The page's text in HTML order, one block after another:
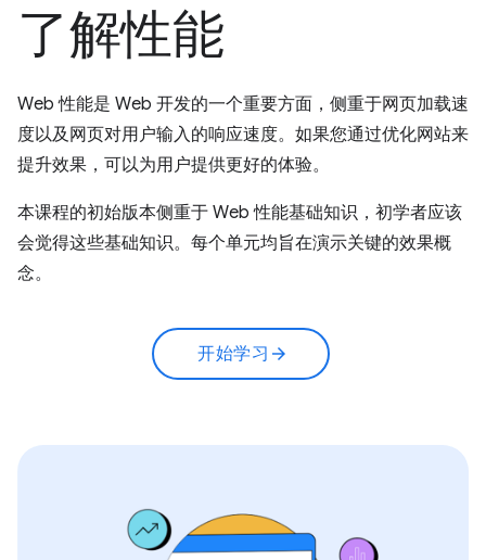
了解性能
Web 性能是 Web 开发的一个重要方面，侧重于网页加载速
度以及网页对用户输入的响应速度。如果您通过优化网站来
提升效果，可以为用户提供更好的体验。
本课程的初始版本侧重于 Web 性能基础知识，初学者应该
会觉得这些基础知识。每个单元均旨在演示关键的效果概
念。
开始学习 arrow_forward